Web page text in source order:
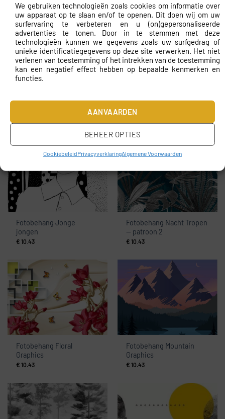
We gebruiken technologieën zoals cookies om informatie over
uw apparaat op te slaan en/of te openen. Dit doen wij om uw
surfervaring te verbeteren en u (on)gepersonaliseerde
advertenties te tonen. Door in te stemmen met deze
technologieën kunnen we gegevens zoals uw surfgedrag of
unieke identificatiegegevens op deze site verwerken. Het niet
verlenen van toestemming of het intrekken van de toestemming
kan een negatief effect hebben op bepaalde kenmerken en
functies.
AANVAARDEN
BEHEER OPTIES
CookiebeleidPrivacyverklaringAlgemene Voorwaarden
Fotobehang Kleur
Fotobehang Jongen op
een bord
Fotobehang Jonge
jongen
€ 10.43
Fotobehang Nacht Tropen
— patroon 2
€ 10.43
Fotobehang Floral
Graphics
€ 10.43
Fotobehang Mountain
Graphics
€ 10.43